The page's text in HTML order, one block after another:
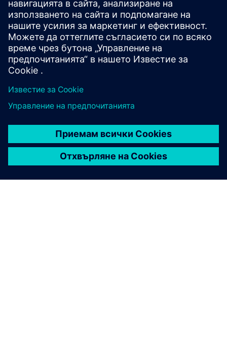
Допълнителна информация
Предпоставки
нито един